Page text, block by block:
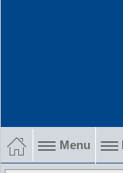
Menu